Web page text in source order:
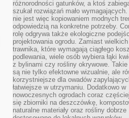
różnorodności gatunków, a ktoś
szukał rozwiązań mało wymagających.
nie jest więc kopiowaniem modnych
odpowiedzią na konkretne potrzeby.
rolę odgrywa także ekologiczne
projektowania ogrodu. Zamiast wielkich
trawnika, które wymagają ciągłego
podlewania, wiele osób wybiera łąki
z bylinami czy rośliny okrywowe. Takie
są nie tylko efektowne wizualnie, ale
korzystniejsze dla owadów
łatwiejsze w utrzymaniu. Dodatkowo w
nowoczesnych ogrodach coraz
się zbiorniki na deszczówkę,
naturalne materiały oraz rośliny dobrze